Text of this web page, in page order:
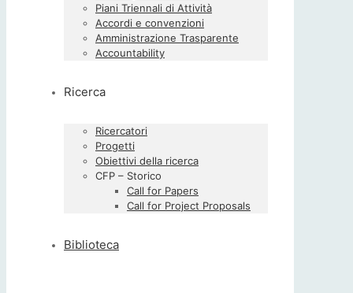
Piani Triennali di Attività
Accordi e convenzioni
Amministrazione Trasparente
Accountability
Ricerca
Ricercatori
Progetti
Obiettivi della ricerca
CFP – Storico
Call for Papers
Call for Project Proposals
Biblioteca